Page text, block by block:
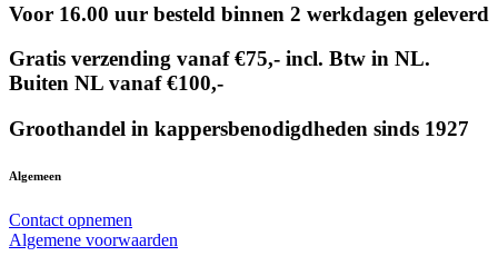
Voor 16.00 uur besteld binnen 2 werkdagen geleverd
Gratis verzending vanaf €75,- incl. Btw in NL.
Buiten NL vanaf €100,-
Groothandel in kappersbenodigdheden sinds 1927
Algemeen
Contact opnemen
Algemene voorwaarden